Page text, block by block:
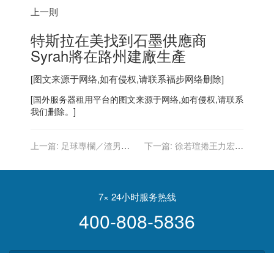
上一則
特斯拉在美找到石墨供應商
Syrah將在路州建廠生產
[图文来源于网络,如有侵权,请联系福步网络删除]
[国外服务器租用平台的图文来源于网络,如有侵权,请联系
我们删除。]
上一篇: 足球專欄／渣男滿
下一篇: 徐若瑄捲王力宏離
我們一家
7× 24小时服务热线
400-808-5836